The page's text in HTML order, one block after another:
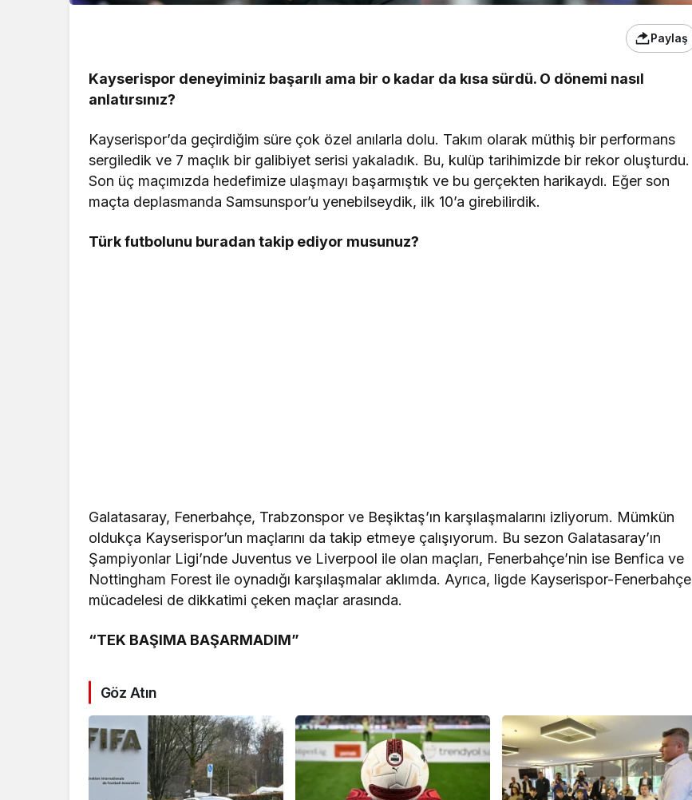
Paylaş
Kayserispor deneyiminiz başarılı ama bir o kadar da kısa sürdü. O dönemi nasıl
anlatırsınız?
Kayserispor’da geçirdiğim süre çok özel anılarla dolu. Takım olarak müthiş bir performans
sergiledik ve 7 maçlık bir galibiyet serisi yakaladık. Bu, kulüp tarihimizde bir rekor oluşturdu.
Son üç maçımızda hedefimize ulaşmayı başarmıştık ve bu gerçekten harikaydı. Eğer son
maçta deplasmanda Samsunspor’u yenebilseydik, ilk 10’a girebilirdik.
Türk futbolunu buradan takip ediyor musunuz?
Galatasaray, Fenerbahçe, Trabzonspor ve Beşiktaş’ın karşılaşmalarını izliyorum. Mümkün
oldukça Kayserispor’un maçlarını da takip etmeye çalışıyorum. Bu sezon Galatasaray’ın
Şampiyonlar Ligi’nde Juventus ve Liverpool ile olan maçları, Fenerbahçe’nin ise Benfica ve
Nottingham Forest ile oynadığı karşılaşmalar aklımda. Ayrıca, ligde Kayserispor-Fenerbahçe
mücadelesi de dikkatimi çeken maçlar arasında.
“TEK BAŞIMA BAŞARMADIM”
Göz Atın